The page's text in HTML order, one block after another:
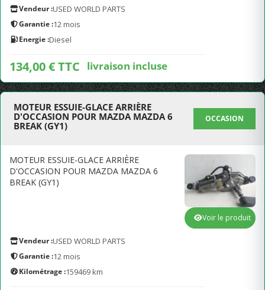
Vendeur :USED WORLD PARTS
Garantie :12 mois
Energie :Diesel
134,00 € TTC livraison incluse
MOTEUR ESSUIE-GLACE ARRIÈRE
D'OCCASION POUR MAZDA MAZDA 6
BREAK (GY1)
OCCASION
MOTEUR ESSUIE-GLACE ARRIÈRE
D'OCCASION POUR MAZDA MAZDA 6
BREAK (GY1)
Vendeur :USED WORLD PARTS
Garantie :12 mois
Kilométrage :159469 km
Voir le produit